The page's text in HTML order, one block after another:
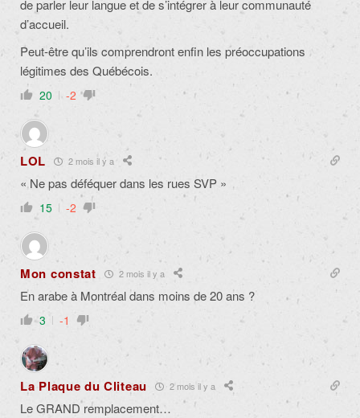
de parler leur langue et de s’intégrer à leur communauté
d’accueil.
Peut-être qu’ils comprendront enfin les préoccupations
légitimes des Québécois.
20 -2
LOL 2 mois il y a
« Ne pas déféquer dans les rues SVP »
15 -2
Mon constat 2 mois il y a
En arabe à Montréal dans moins de 20 ans ?
3 -1
La Plaque du Cliteau 2 mois il y a
Le GRAND remplacement…